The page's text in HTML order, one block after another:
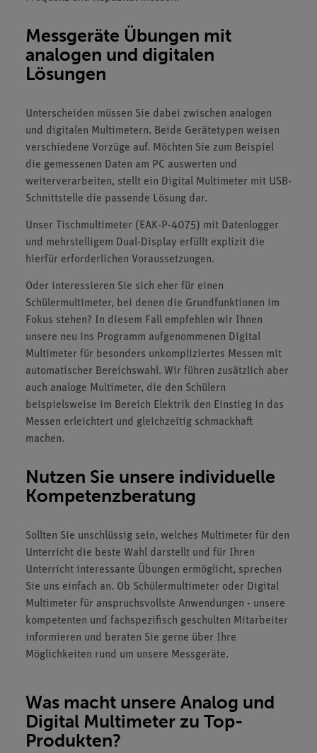
Messgeräte Übungen mit
analogen und digitalen
Lösungen
Unterscheiden müssen Sie dabei zwischen analogen
und digitalen Multimetern. Beide Gerätetypen weisen
verschiedene Vorzüge auf. Möchten Sie zum Beispiel
die gemessenen Daten am PC auswerten und
weiterverarbeiten, stellt ein Digital Multimeter mit USB-
Schnittstelle die passende Lösung dar.
Unser Tischmultimeter (EAK-P-4075) mit Datenlogger
und mehrstelligem Dual-Display erfüllt explizit die
hierfür erforderlichen Voraussetzungen.
Oder interessieren Sie sich eher für einen
Schülermultimeter, bei denen die Grundfunktionen im
Fokus stehen? In diesem Fall empfehlen wir Ihnen
unsere neu ins Programm aufgenommenen Digital
Multimeter für besonders unkompliziertes Messen mit
automatischer Bereichswahl. Wir führen zusätzlich aber
auch analoge Multimeter, die den Schülern
beispielsweise im Bereich Elektrik den Einstieg in das
Messen erleichtert und gleichzeitig schmackhaft
machen.
Nutzen Sie unsere individuelle
Kompetenzberatung
Sollten Sie unschlüssig sein, welches Multimeter für den
Unterricht die beste Wahl darstellt und für Ihren
Unterricht interessante Übungen ermöglicht, sprechen
Sie uns einfach an. Ob Schülermultimeter oder Digital
Multimeter für anspruchsvollste Anwendungen - unsere
kompetenten und fachspezifisch geschulten Mitarbeiter
informieren und beraten Sie gerne über Ihre
Möglichkeiten rund um unsere Messgeräte.
Was macht unsere Analog und
Digital Multimeter zu Top-
Produkten?